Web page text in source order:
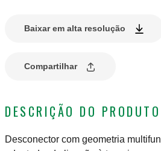
Baixar em alta resolução
Compartilhar
DESCRIÇÃO DO PRODUTO
Desconector com geometria